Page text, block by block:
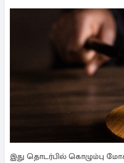
இது தொடர்பில் கொழும்பு